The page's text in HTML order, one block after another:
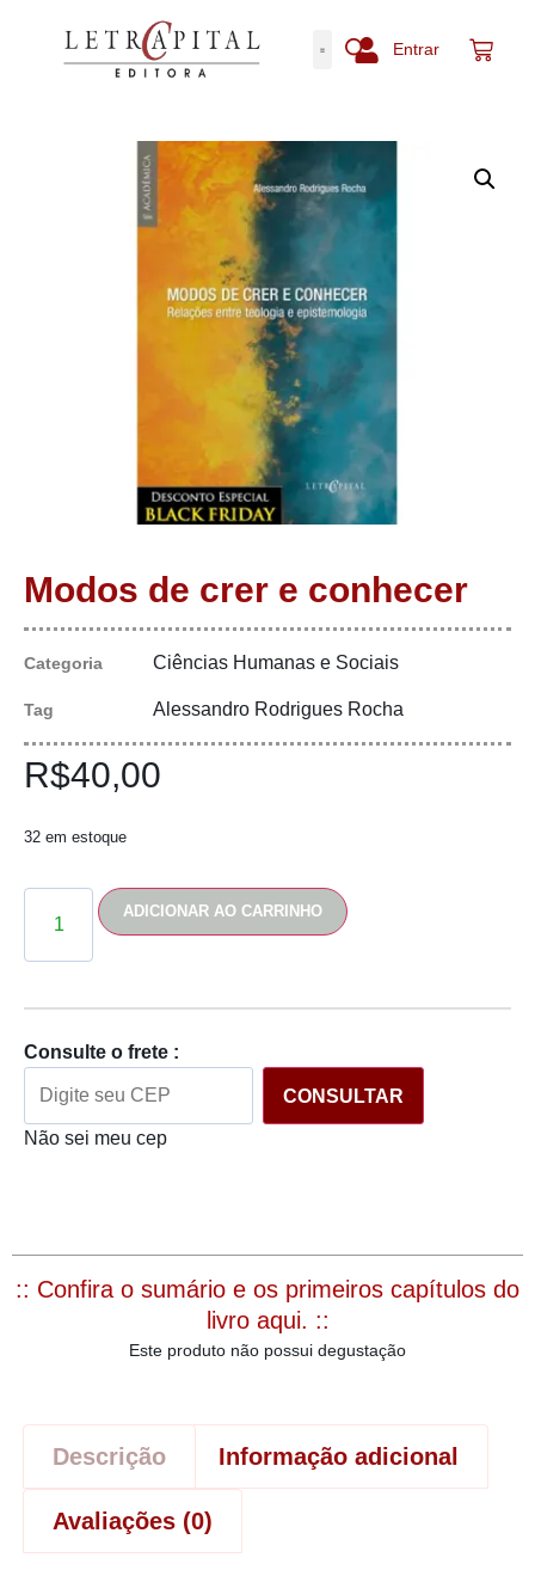
Entrar
Modos de crer e conhecer
Categoria Ciências Humanas e Sociais
Tag Alessandro Rodrigues Rocha
R$40,00
32 em estoque
ADICIONAR AO CARRINHO
Consulte o frete :
CONSULTAR
Não sei meu cep
:: Confira o sumário e os primeiros capítulos do
livro aqui. ::
Este produto não possui degustação
Descrição Informação adicional
Avaliações (0)